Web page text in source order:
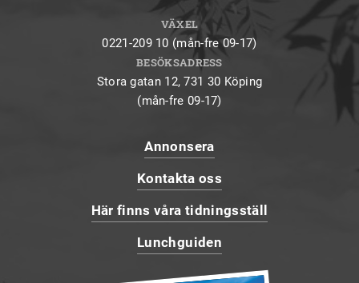
VÄXEL
0221-209 10 (mån-fre 09-17)
BESÖKSADRESS
Stora gatan 12, 731 30 Köping
(mån-fre 09-17)
Annonsera
Kontakta oss
Här finns våra tidningsställ
Lunchguiden